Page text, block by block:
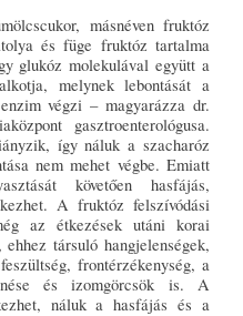
másnéven fruktóz
és füge fruktóz tartalma
glukóz molekulával együtt a
melynek lebontását a
végzi – magyarázza dr.
gasztroenterológusa.
így náluk a szacharóz
nem mehet végbe. Emiatt
követően hasfájás,
A fruktóz felszívódási
az étkezések utáni korai
társuló hangjelenségek,
frontérzékenység, a
és izomgörcsök is. A
náluk a hasfájás és a